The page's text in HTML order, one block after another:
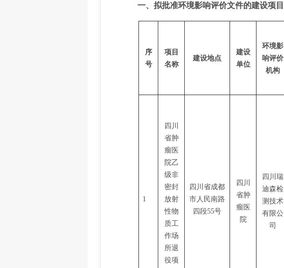
一、拟批准环境影响评价文件的建设项目
序
号
项目
名称
建设地点
建设
单位
环境影
响评价
机构
1
四川
省肿
瘤医
院乙
级非
密封
放射
性物
质工
作场
所退
役项
四川省成都
市人民南路
四段55号
四川
省肿
瘤医
院
四川瑞
迪森检
测技术
有限公
司